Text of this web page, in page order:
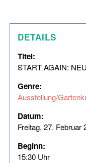
DETAILS
Titel:
START AGAIN:
Genre:
Ausstellung/
Datum:
Freitag, 27. Februar
Beginn:
15:30 Uhr